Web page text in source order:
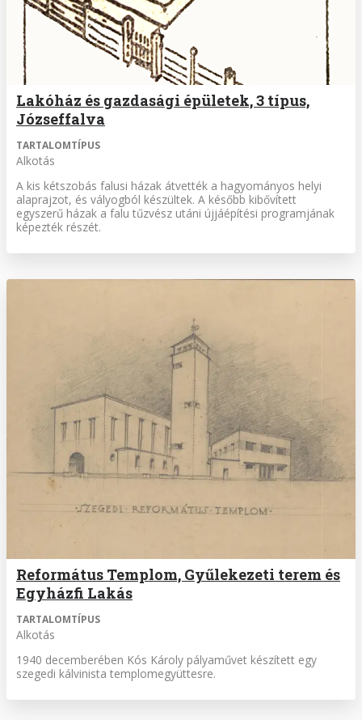
Lakóház és gazdasági épületek, 3 típus,
Józseffalva
TARTALOMTÍPUS
Alkotás
A kis kétszobás falusi házak átvették a hagyomá­nyos helyi
alaprajzot, és vályogból készültek. A később kibővített
egyszerű házak a falu tűzvész utá­ni újjáépítési programjának
képezték részét.
Református Templom, Gyűlekezeti terem és
Egyházfi Lakás
TARTALOMTÍPUS
Alkotás
1940 decemberében Kós Károly pályaművet készített egy
szegedi kálvinista templomegyüttesre.